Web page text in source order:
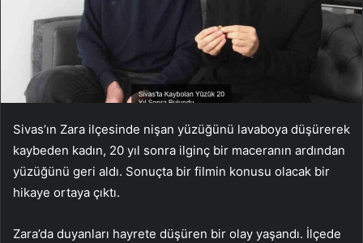
Sivas’ın Zara ilçesinde nişan yüzüğünü lavaboya düşürerek
kaybeden kadın, 20 yıl sonra ilginç bir maceranın ardından
yüzüğünü geri aldı. Sonuçta bir filmin konusu olacak bir
hikaye ortaya çıktı.
Zara’da duyanları hayrete düşüren bir olay yaşandı. İlçede